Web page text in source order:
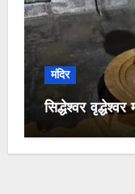
मंदिर
सिद्धेश्वर